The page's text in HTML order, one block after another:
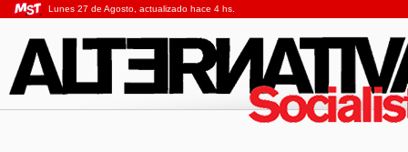
Lunes 27 de Agosto, actualizado hace 4 hs.